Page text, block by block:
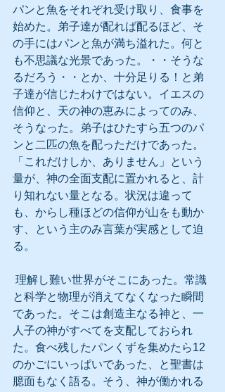
パンと魚をそれぞれ受け取り、食事を
始めた。弟子達が配れば配るほど、そ
の手にはパンと魚が満ち溢れた。何と
も不思議な光景であった。・・そうな
るだろう・・とか、十分足りる！と弟
子達が信じたわけではない。イエスの
信仰と、天の神の恵みによってのみ、
そうなった。弟子はひたすら五つのパ
ンと二匹の魚を配っただけであった。
「これだけしか、ありません」という
量が、神の全面支配に置かれると、計
り知れない量となる。状況は違って
も、からし種ほどの信仰が山をも動か
す、という主のみ言葉が実感として迫
る。
と科学と物理が消えてなくなった瞬間
であった。そこは創造主なる神と、一
人子の神がすべてを支配しておられ
た。食べ残したパンくずを集めたら12
のかごにいっぱいであった、と聖書は
臆面もなく語る。そう、神が働かれる